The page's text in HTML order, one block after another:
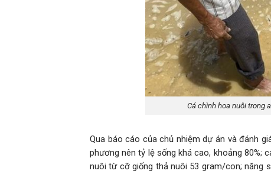
Cá chình hoa nuôi trong
Qua báo cáo của chủ nhiệm dự án và đánh
phương nên tỷ lệ sống khá cao, khoảng 80%;
nuôi từ cỡ giống thả nuôi 53 gram/con; năng